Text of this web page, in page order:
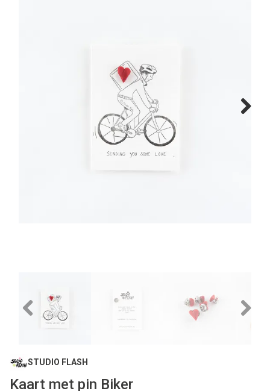
Previous
STUDIO FLASH
Kaart met pin Biker